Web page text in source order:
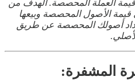
العملة المحصصة. الهدف من
الأصول المحصصة وبيعها
أصولك المحصصة عن طريق
المشفرة: